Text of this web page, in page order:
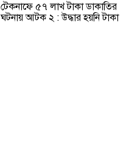
টেকনাফে ৫৭ লাখ টাকা ডাকাতির
ঘটনায় আটক ২ : উদ্ধার হয়নি টাকা